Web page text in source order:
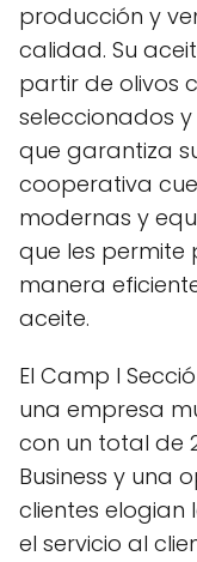
producción y
calidad. Su
partir de olivos
seleccionados
que garantiza
cooperativa
modernas y
que les permite
manera
aceite.
El Camp I
una empresa
con un total de
Business y una
clientes elogian
el servicio al